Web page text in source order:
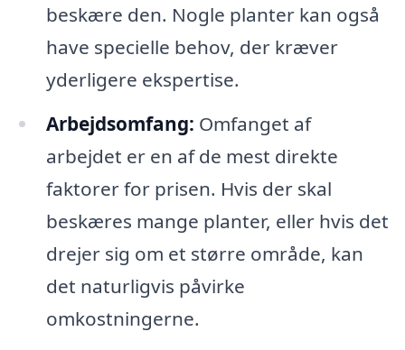
beskære den. Nogle planter kan også
have specielle behov, der kræver
yderligere ekspertise.
Arbejdsomfang: Omfanget af
arbejdet er en af de mest direkte
faktorer for prisen. Hvis der skal
beskæres mange planter, eller hvis det
drejer sig om et større område, kan
det naturligvis påvirke
omkostningerne.